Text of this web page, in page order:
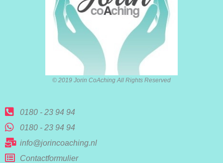
© 2019 Jorin CoAching All Rights Reserved
0180 - 23 94 94
0180 - 23 94 94
info@jorincoaching.nl
Contactformulier